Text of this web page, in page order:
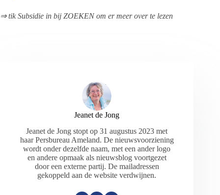
⇒ tik Subsidie in bij ZOEKEN om er meer over te lezen
Jeanet de Jong
Jeanet de Jong stopt op 31 augustus 2023 met
haar Persbureau Ameland. De nieuwsvoorziening
wordt onder dezelfde naam, met een ander logo
en andere opmaak als nieuwsblog voortgezet
door een externe partij. De mailadressen
gekoppeld aan de website verdwijnen.